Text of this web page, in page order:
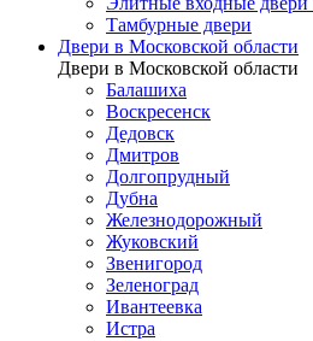
Тамбурные двери
Двери в Московской области
Двери в Московской области
Балашиха
Воскресенск
Дедовск
Дмитров
Долгопрудный
Дубна
Железнодорожный
Жуковский
Звенигород
Зеленоград
Ивантеевка
Истра